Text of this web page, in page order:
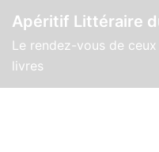
Apéritif Littéraire
Le rendez-vous de
livres